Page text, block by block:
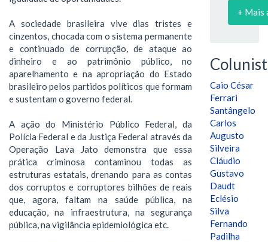
A sociedade brasileira vive dias tristes e
cinzentos, chocada com o sistema permanente
e continuado de corrupção, de ataque ao
dinheiro e ao patrimônio público, no
aparelhamento e na apropriação do Estado
brasileiro pelos partidos políticos que formam
e sustentam o governo federal.
A ação do Ministério Público Federal, da
Polícia Federal e da Justiça Federal através da
Operação Lava Jato demonstra que essa
prática criminosa contaminou todas as
estruturas estatais, drenando para as contas
dos corruptos e corruptores bilhões de reais
que, agora, faltam na saúde pública, na
educação, na infraestrutura, na segurança
pública, na vigilância epidemiológica etc.
+ Mais
Caio César
Ferrari
Santângelo
Carlos
Augusto
Silveira
Cláudio
Gustavo
Daudt
Eclésio
Silva
Fernando
Padilha